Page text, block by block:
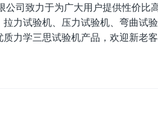
公司致力于为广大用户提供性价比
力试验机、压力试验机、弯曲试
质力学三思试验机产品，欢迎新老客